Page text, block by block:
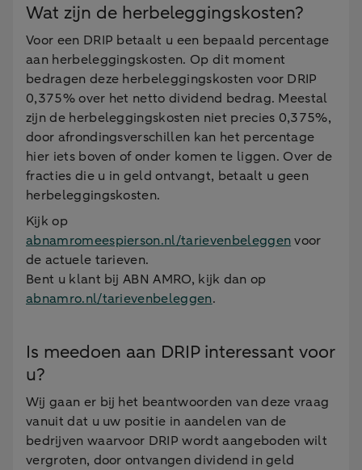
Wat zijn de herbeleggingskosten?
Voor een DRIP betaalt u een bepaald percentage
aan herbeleggingskosten. Op dit moment
bedragen deze herbeleggingskosten voor DRIP
0,375% over het netto dividend bedrag. Meestal
zijn de herbeleggingskosten niet precies 0,375%,
door afrondingsverschillen kan het percentage
hier iets boven of onder komen te liggen. Over de
fracties die u in geld ontvangt, betaalt u geen
herbeleggingskosten.
Kijk op
abnamromeespierson.nl/tarievenbeleggenvoor
de actuele tarieven.
Bent u klant bij ABN AMRO, kijk dan op
abnamro.nl/tarievenbeleggen.
Is meedoen aan DRIP interessant voor
u?
Wij gaan er bij het beantwoorden van deze vraag
vanuit dat u uw positie in aandelen van de
bedrijven waarvoor DRIP wordt aangeboden wilt
vergroten, door ontvangen dividend in geld